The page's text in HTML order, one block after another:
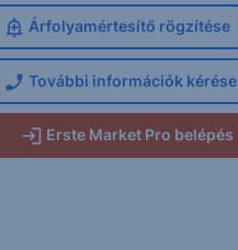
Árfolyamértesítő rögzítése
További információk kérése
Erste Market Pro belépés